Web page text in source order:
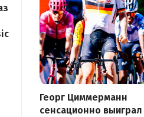
Георг Циммерманн
сенсационно выиграл